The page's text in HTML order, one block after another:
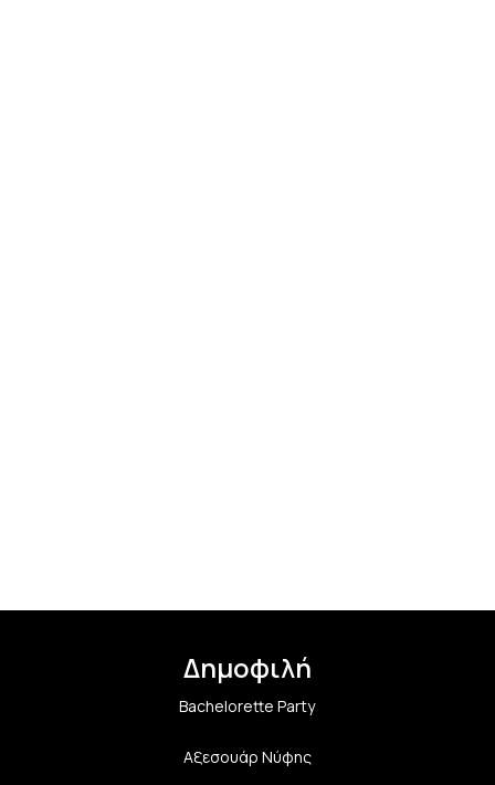
Δημοφιλή
Bachelorette Party
Αξεσουάρ Νύφης